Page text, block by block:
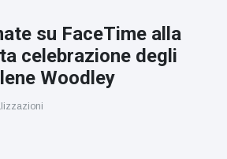
su FaceTime alla
celebrazione degli
Woodley